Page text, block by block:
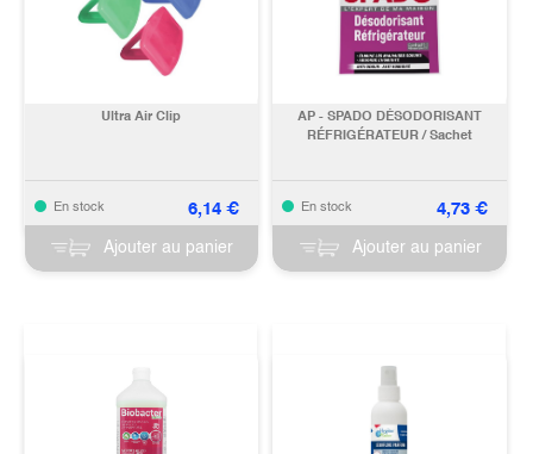
Ultra Air Clip
En stock 6,14€
Ajouter au panier
AP - SPADO DÉSODORISANT
RÉFRIGÉRATEUR / Sachet
En stock 4,73€
Ajouter au panier